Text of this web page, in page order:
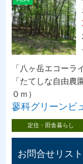
「八ヶ岳エコーラ
「たてしな自由農
０ｍ）
蓼科グリーンビ
定住・田舎暮らし
お問合せリス